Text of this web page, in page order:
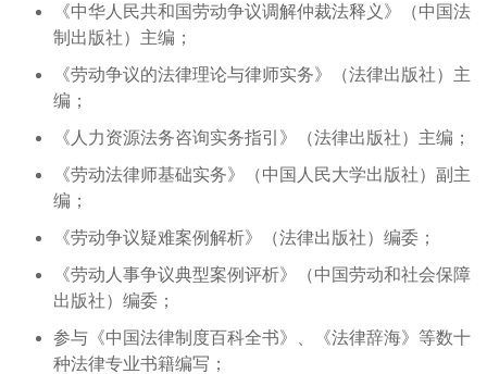
《中华人民共和国劳动争议调解仲裁法释义》（中国法
制出版社）主编；
《劳动争议的法律理论与律师实务》（法律出版社）主
编；
《人力资源法务咨询实务指引》（法律出版社）主编；
《劳动法律师基础实务》（中国人民大学出版社）副主
编；
《劳动争议疑难案例解析》（法律出版社）编委；
《劳动人事争议典型案例评析》（中国劳动和社会保障
出版社）编委；
参与《中国法律制度百科全书》、《法律辞海》等数十
种法律专业书籍编写；